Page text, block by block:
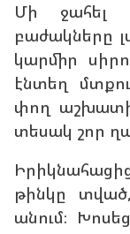
Մի ջահել
բաժակները
կարմիր
էնտեղ
փող
տեսակ շոր
թինկը
անում։